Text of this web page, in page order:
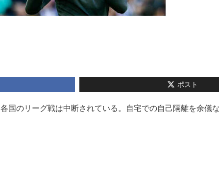
ポスト
国のリーグ戦は中断されている。自宅での自己隔離を余儀